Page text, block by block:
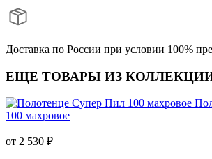
Доставка по России при условии 100%
ЕЩЕ ТОВАРЫ ИЗ КОЛЛЕКЦИИ
100 махровое
от 2 530 ₽